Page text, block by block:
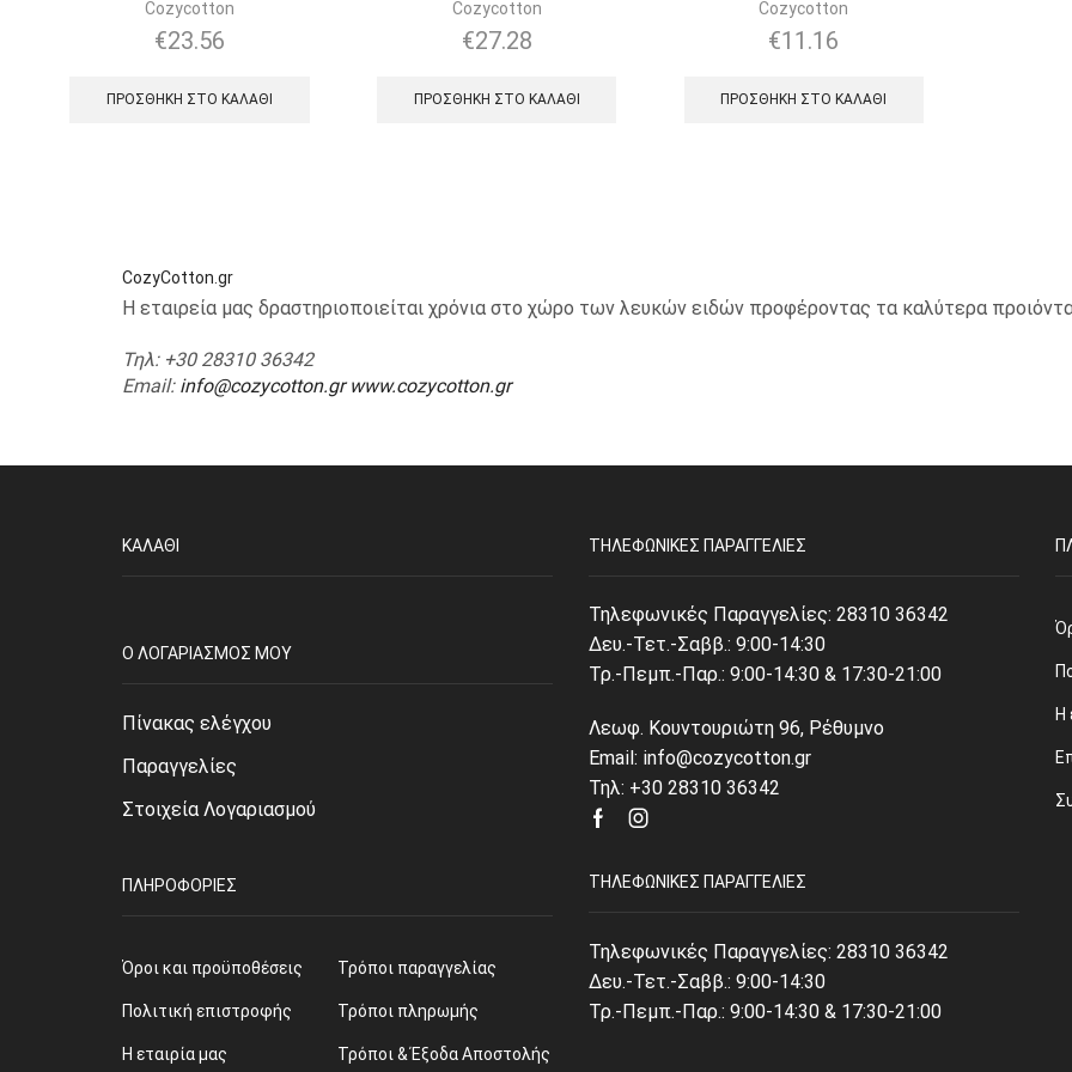
Cozycotton
€23.56
ΠΡΟΣΘΉΚΗ ΣΤΟ ΚΑΛΆΘΙ
Cozycotton
€27.28
ΠΡΟΣΘΉΚΗ ΣΤΟ ΚΑΛΆΘΙ
Cozycotton
€11.16
ΠΡΟΣΘΉΚΗ ΣΤΟ ΚΑΛΆΘΙ
CozyCotton.gr
Η εταιρεία μας δραστηριοποιείται χρόνια στο χώρο των λευκών ειδών προφέροντας τα καλύτερα
Τηλ: +30 28310 36342
Email: info@cozycotton.gr www.cozycotton.gr
ΚΑΛΆΘΙ
O ΛΟΓΑΡΙΑΣΜΌΣ ΜΟΥ
Πίνακας ελέγχου
Παραγγελίες
Στοιχεία Λογαριασμού
ΠΛΗΡΟΦΟΡΊΕΣ
Όροι και προϋποθέσεις
Πολιτική επιστροφής
Η εταιρία μας
Τρόποι παραγγελίας
Τρόποι πληρωμής
Τρόποι & Έξοδα Αποστολής
ΤΗΛΕΦΩΝΙΚΈΣ ΠΑΡΑΓΓΕΛΊΕΣ
Τηλεφωνικές Παραγγελίες: 28310 36342
Δευ.-Τετ.-Σαββ.: 9:00-14:30
Τρ.-Πεμπ.-Παρ.: 9:00-14:30 & 17:30-21:00
Λεωφ. Κουντουριώτη 96, Ρέθυμνο
Email: info@cozycotton.gr
Τηλ: +30 28310 36342
FacebookInstagram
ΤΗΛΕΦΩΝΙΚΈΣ ΠΑΡΑΓΓΕΛΊΕΣ
Τηλεφωνικές Παραγγελίες: 28310 36342
Δευ.-Τετ.-Σαββ.: 9:00-14:30
Τρ.-Πεμπ.-Παρ.: 9:00-14:30 & 17:30-21:00
Η